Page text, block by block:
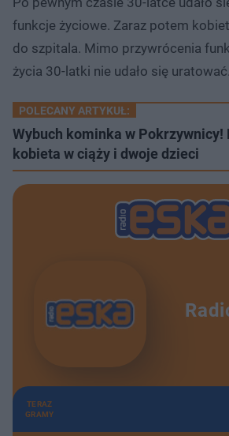
funkcje życiowe. Zaraz potem
do szpitala. Mimo przywrócenia
życia 30-latki nie udało się uratować.
POLECANY ARTYKUŁ:
Wybuch kominka w Pokrzywnicy!
kobieta w ciąży i dwoje dzieci
TERAZ
GRAMY